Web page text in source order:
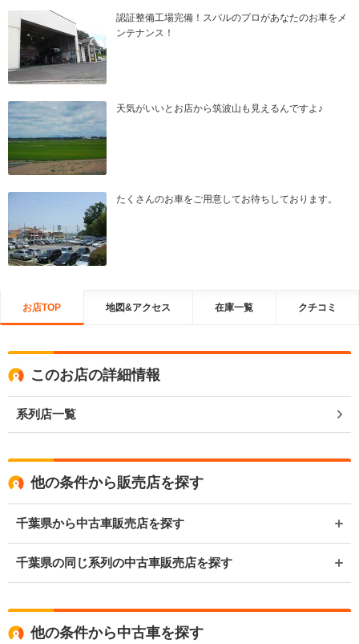
認証整備工場完備！スバルのプロがあなたのお車をメ
ンテナンス！
天気がいいとお店から筑波山も見えるんですよ♪
たくさんのお車をご用意してお待ちしております。
お店TOP 地図&アクセス 在庫一覧 クチコミ
このお店の詳細情報
系列店一覧
他の条件から販売店を探す
千葉県から中古車販売店を探す
千葉県の同じ系列の中古車販売店を探す
他の条件から中古車を探す